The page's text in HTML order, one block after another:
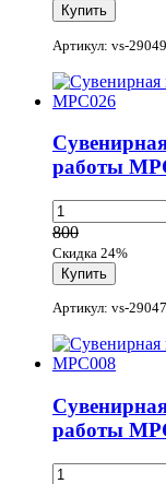
Артикул: vs-
работы
800
Скидка 24%
Артикул: vs-
работы